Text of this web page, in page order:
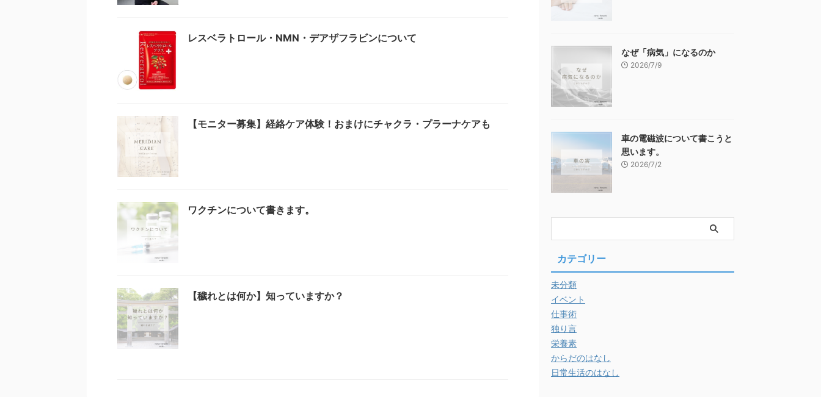
レスベラトロール・NMN・デアザフラビンについて
【モニター募集】経絡ケア体験！おまけにチャクラ・プラーナケアも
ワクチンについて書きます。
【穢れとは何か】知っていますか？
なぜ「病気」になるのか
2026/7/9
車の電磁波について書こうと
思います。
2026/7/2
カテゴリー
未分類
イベント
仕事術
独り言
栄養素
からだのはなし
日常生活のはなし